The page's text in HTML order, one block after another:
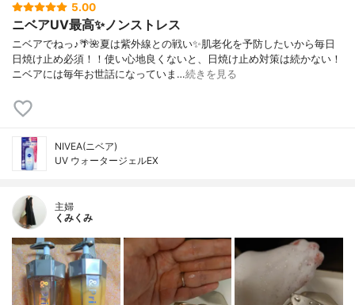
5.00
ニベアUV最高✨ノンストレス
ニベアでねっ♪🌴🌺夏は紫外線との戦い✨肌老化を予防したいから毎日
日焼け止め必須！！使い心地良くないと、日焼け止め対策は続かない！
ニベアには毎年お世話になっていま…続きを見る
NIVEA(ニベア)
UV ウォータージェルEX
主婦
くみくみ